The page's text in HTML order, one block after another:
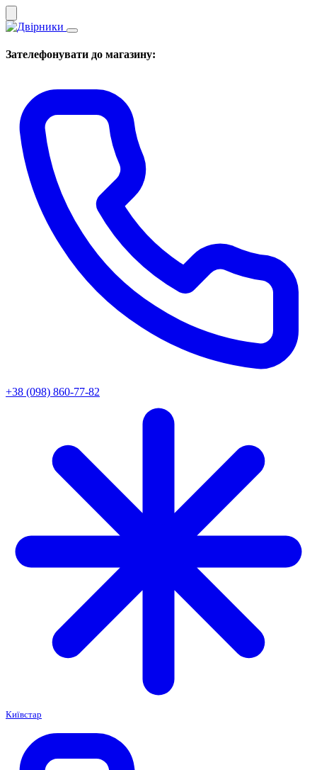
Зателефонувати до магазину:
+38 (098) 860-77-82
Київстар